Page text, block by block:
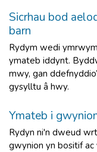
Sicrhau bod
barn
Rydym wedi
ymateb iddynt.
mwy, gan
gysylltu â hwy.
Ymateb i
Rydyn ni'n dweud
gwynion yn bositif ac